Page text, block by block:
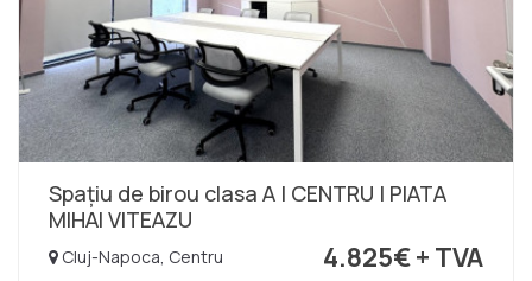
Spațiu de birou clasa A | CENTRU | PIATA
MIHAI VITEAZU
4.825€+ TVA
Cluj-Napoca, Centru